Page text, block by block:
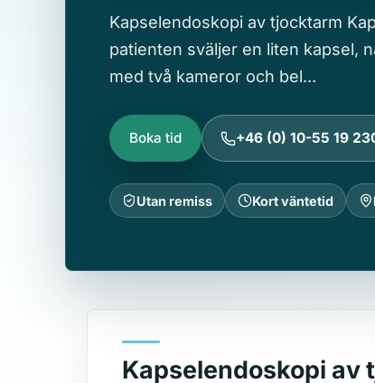
Kapselendoskopi av tjocktarm
patienten sväljer en liten kapsel,
med två kameror och bel...
Boka tid +46 (0) 10-55 19
Utan remiss Kort väntetid
Kapselendoskopi av